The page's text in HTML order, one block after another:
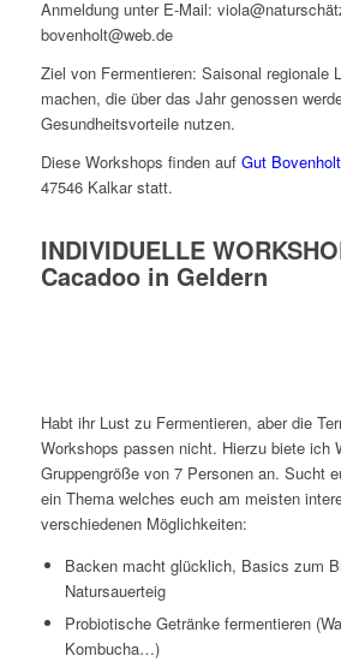
Anmeldung unter E-Mail:
bovenholt@web.de
Ziel von Fermentieren: Saisonal regionale
machen, die über das Jahr genossen
Gesundheitsvorteile nutzen.
Diese Workshops finden auf Gut Bovenholt
47546 Kalkarstatt.
INDIVIDUELLE
Cacadoo in Geldern
Habt ihr Lust zu Fermentieren, aber die
Workshops passen nicht. Hierzu biete ich
Gruppengröße von 7 Personen an. Sucht
ein Thema welches euch am meisten
verschiedenen Möglichkeiten:
Backen macht glücklich, Basics zum
Natursauerteig
Probiotische Getränke fermentieren
Kombucha…)